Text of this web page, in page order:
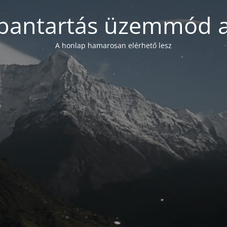
üzemmód
A honlap hamarosan elérhető lesz